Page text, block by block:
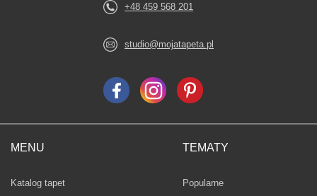
MENU
Katalog tapet
TEMATY
Fototapety
Popularne
+48 459 568 201
studio@mojatapeta.pl